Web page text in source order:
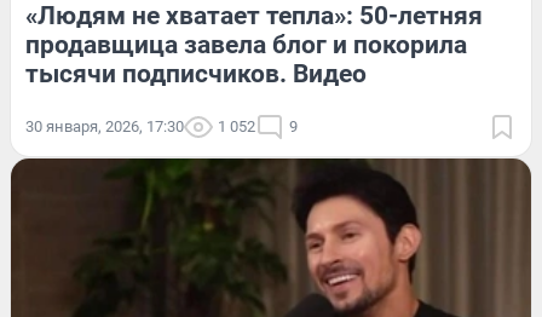
«Людям не хватает тепла»: 50-летняя
продавщица завела блог и покорила
тысячи подписчиков. Видео
30 января, 2026, 17:30 1 052 9